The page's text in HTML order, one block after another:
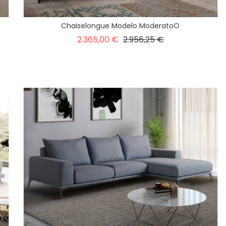
Chaiselongue Modelo ModeratoO
2.365,00 € Precio
2.956,25 €Precio